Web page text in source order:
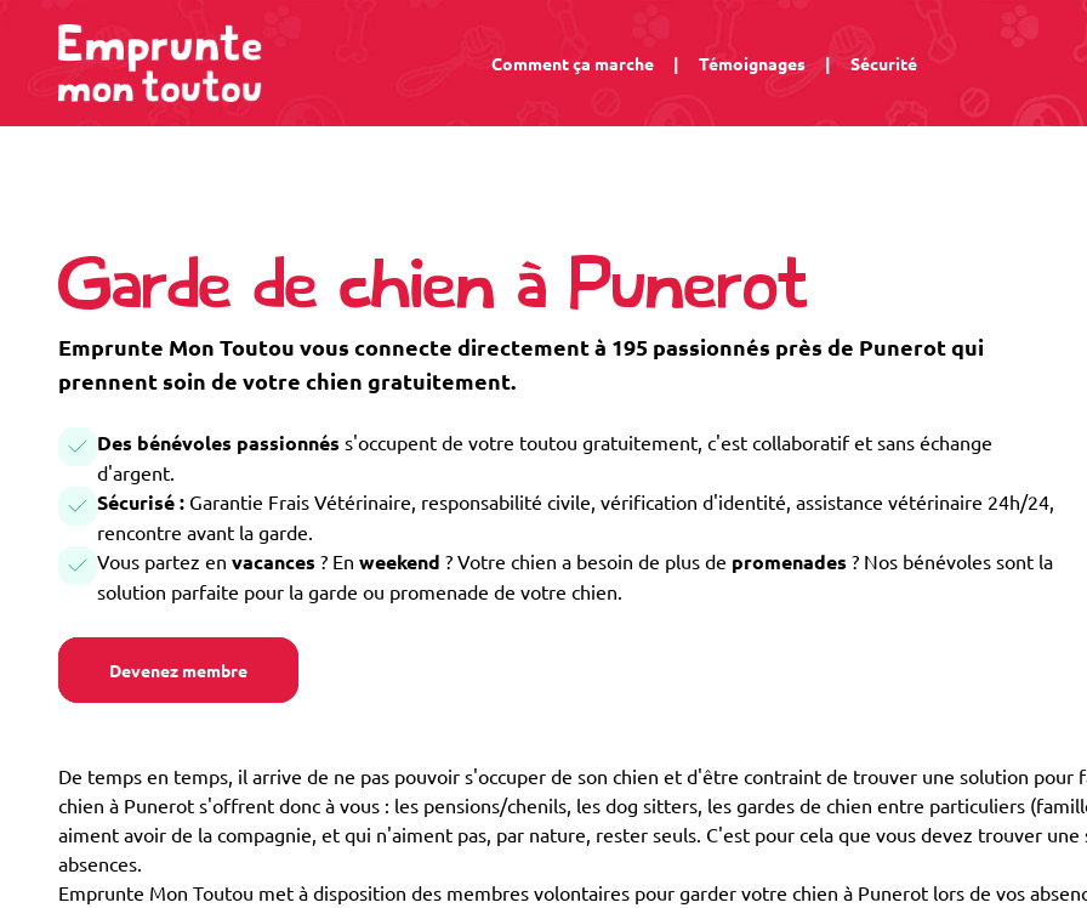
Comment ça marche | Témoignages | Sécurité
Garde de chien à Punerot
Emprunte Mon Toutou vous connecte directement à 195 passionnés près de Punerot qui
prennent soin de votre chien gratuitement.
Des bénévoles passionnés s'occupent de votre toutou gratuitement, c'est collaboratif et sans échange
d'argent.
Sécurisé : Garantie Frais Vétérinaire, responsabilité civile, vérification d'identité, assistance vétérinaire 24h/24,
rencontre avant la garde.
Vous partez en vacances ? En weekend ? Votre chien a besoin de plus de promenades ? Nos bénévoles sont la
solution parfaite pour la garde ou promenade de votre chien.
Devenez membre
De temps en temps, il arrive de ne pas pouvoir s'occuper de son chien et d'être contraint de trouver une solution
chien à Punerot s'offrent donc à vous : les pensions/chenils, les dog sitters, les gardes de chien entre particuliers
aiment avoir de la compagnie, et qui n'aiment pas, par nature, rester seuls. C'est pour cela que vous devez trouver
absences.
Emprunte Mon Toutou met à disposition des membres volontaires pour garder votre chien à Punerot lors de vos